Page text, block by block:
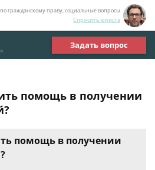
гражданскому праву, социальные вопросы
Спросить юриста
Задать вопрос
помощь в получении
помощь в получении